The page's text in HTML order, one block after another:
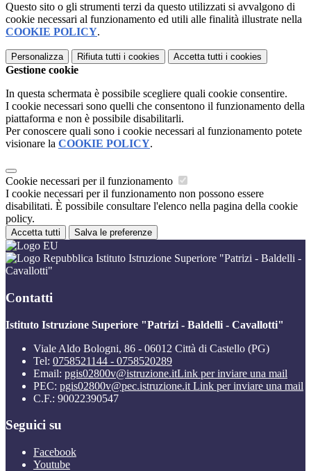
Questo sito o gli strumenti terzi da questo utilizzati si avvalgono di
cookie necessari al funzionamento ed utili alle finalità illustrate nella
COOKIE POLICY.
Personalizza Rifiuta tutti i cookies Accetta tutti i cookies
Gestione cookie
In questa schermata è possibile scegliere quali cookie consentire.
I cookie necessari sono quelli che consentono il funzionamento della
piattaforma e non è possibile disabilitarli.
Per conoscere quali sono i cookie necessari al funzionamento potete
visionare la COOKIE POLICY.
Cookie necessari per il funzionamento
I cookie necessari per il funzionamento non possono essere
disabilitati. È possibile consultare l'elenco nella pagina della cookie
policy.
Accetta tutti Salva le preferenze
Istituto Istruzione Superiore "Patrizi - Baldelli -
Cavallotti"
Contatti
Istituto Istruzione Superiore "Patrizi - Baldelli - Cavallotti"
Viale Aldo Bologni, 86 - 06012 Città di Castello (PG)
Tel: 0758521144 - 0758520289
Email: pgis02800v@istruzione.itLink per inviare una mail
PEC: pgis02800v@pec.istruzione.it Link per inviare una mail
C.F.: 90022390547
Seguici su
Facebook
Youtube